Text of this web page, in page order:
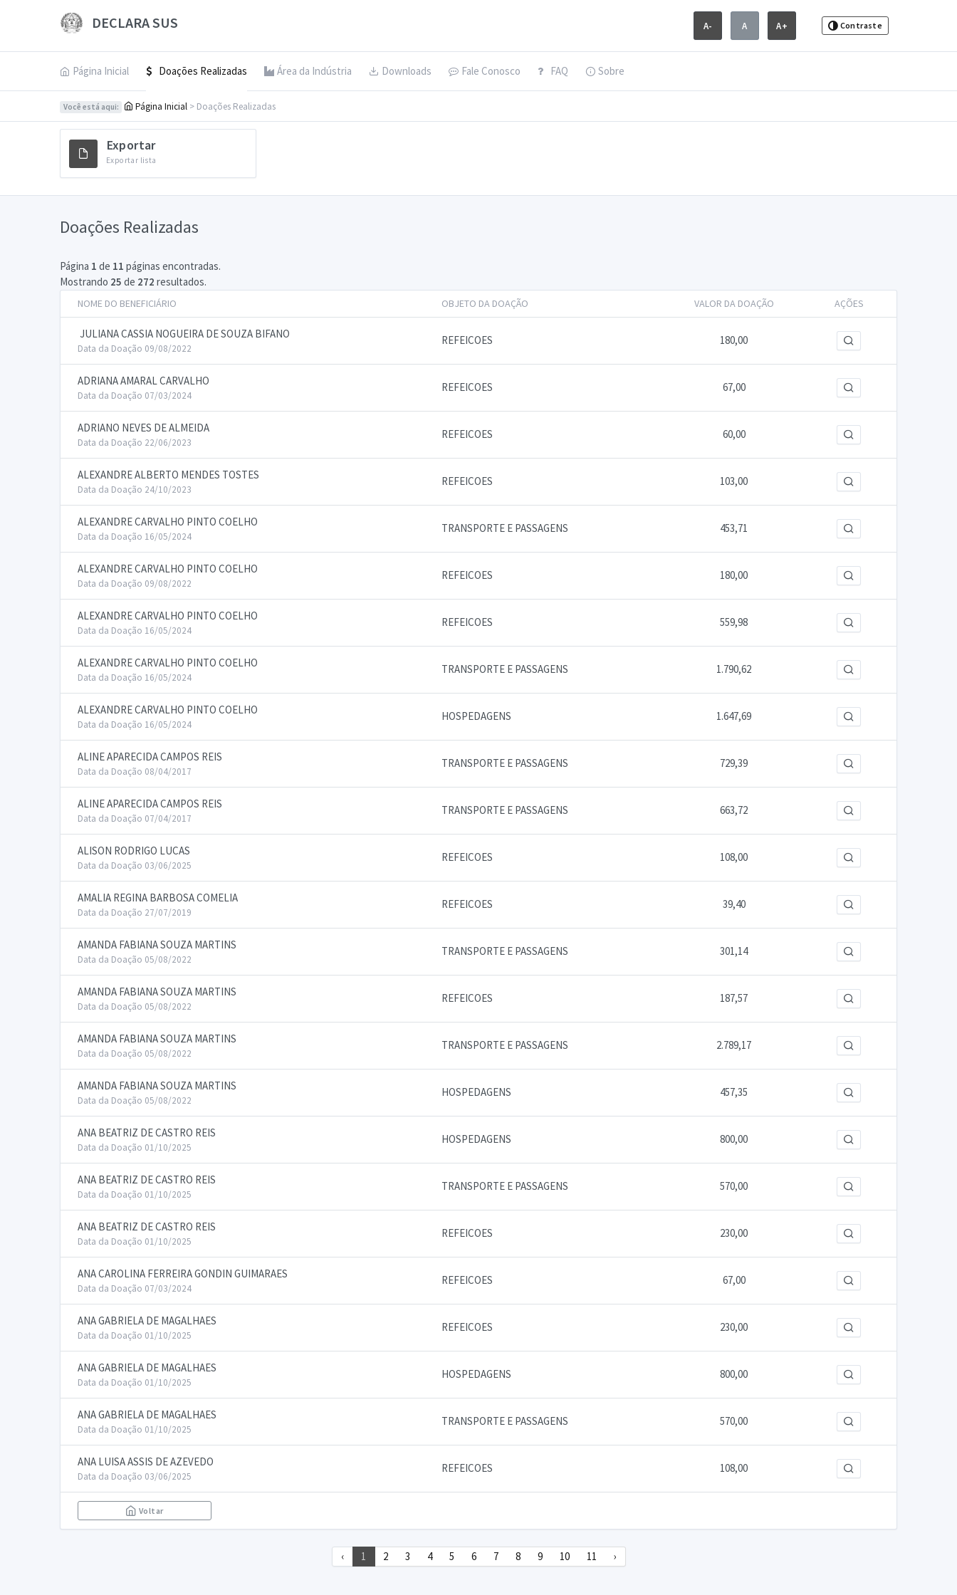
DECLARA SUS A- A A+ Contraste
Página Inicial Doações Realizadas Área da Indústria Downloads Fale Conosco FAQ Sobre
Você está aqui: Página Inicial > Doações Realizadas
Exportar
Exportar lista
Doações Realizadas
Página 1 de 11 páginas encontradas.
Mostrando 25 de 272 resultados.
NOME DO BENEFICIÁRIO OBJETO DA DOAÇÃO VALOR DA DOAÇÃO AÇÕES
JULIANA CASSIA NOGUEIRA DE SOUZA BIFANO
Data da Doação 09/08/2022
REFEICOES 180,00
ADRIANA AMARAL CARVALHO
Data da Doação 07/03/2024
REFEICOES 67,00
ADRIANO NEVES DE ALMEIDA
Data da Doação 22/06/2023
REFEICOES 60,00
ALEXANDRE ALBERTO MENDES TOSTES
Data da Doação 24/10/2023
REFEICOES 103,00
ALEXANDRE CARVALHO PINTO COELHO
Data da Doação 16/05/2024
TRANSPORTE E PASSAGENS 453,71
ALEXANDRE CARVALHO PINTO COELHO
Data da Doação 09/08/2022
REFEICOES 180,00
ALEXANDRE CARVALHO PINTO COELHO
Data da Doação 16/05/2024
REFEICOES 559,98
ALEXANDRE CARVALHO PINTO COELHO
Data da Doação 16/05/2024
TRANSPORTE E PASSAGENS 1.790,62
ALEXANDRE CARVALHO PINTO COELHO
Data da Doação 16/05/2024
HOSPEDAGENS 1.647,69
ALINE APARECIDA CAMPOS REIS
Data da Doação 08/04/2017
TRANSPORTE E PASSAGENS 729,39
ALINE APARECIDA CAMPOS REIS
Data da Doação 07/04/2017
TRANSPORTE E PASSAGENS 663,72
ALISON RODRIGO LUCAS
Data da Doação 03/06/2025
REFEICOES 108,00
AMALIA REGINA BARBOSA COMELIA
Data da Doação 27/07/2019
REFEICOES 39,40
AMANDA FABIANA SOUZA MARTINS
Data da Doação 05/08/2022
TRANSPORTE E PASSAGENS 301,14
AMANDA FABIANA SOUZA MARTINS
Data da Doação 05/08/2022
REFEICOES 187,57
AMANDA FABIANA SOUZA MARTINS
Data da Doação 05/08/2022
TRANSPORTE E PASSAGENS 2.789,17
AMANDA FABIANA SOUZA MARTINS
Data da Doação 05/08/2022
HOSPEDAGENS 457,35
ANA BEATRIZ DE CASTRO REIS
Data da Doação 01/10/2025
HOSPEDAGENS 800,00
ANA BEATRIZ DE CASTRO REIS
Data da Doação 01/10/2025
TRANSPORTE E PASSAGENS 570,00
ANA BEATRIZ DE CASTRO REIS
Data da Doação 01/10/2025
REFEICOES 230,00
ANA CAROLINA FERREIRA GONDIN GUIMARAES
Data da Doação 07/03/2024
REFEICOES 67,00
ANA GABRIELA DE MAGALHAES
Data da Doação 01/10/2025
REFEICOES 230,00
ANA GABRIELA DE MAGALHAES
Data da Doação 01/10/2025
HOSPEDAGENS 800,00
ANA GABRIELA DE MAGALHAES
Data da Doação 01/10/2025
TRANSPORTE E PASSAGENS 570,00
ANA LUISA ASSIS DE AZEVEDO
Data da Doação 03/06/2025
REFEICOES 108,00
Voltar
‹ 1 2 3 4 5 6 7 8 9 10 11 ›